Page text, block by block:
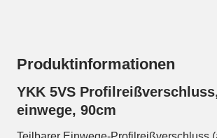
Produktinformationen
YKK 5VS
einwege, 90cm